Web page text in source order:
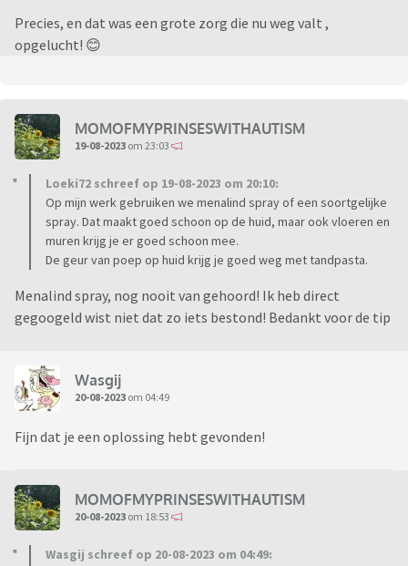
Precies, en dat was een grote zorg die nu weg valt ,
opgelucht! 😊
MOMOFMYPRINSESWITHAUTISM
19-08-2023 om 23:03
Loeki72 schreef op 19-08-2023 om 20:10:
Op mijn werk gebruiken we menalind spray of een soortgelijke
spray. Dat maakt goed schoon op de huid, maar ook vloeren en
muren krijg je er goed schoon mee.
De geur van poep op huid krijg je goed weg met tandpasta.
Menalind spray, nog nooit van gehoord! Ik heb direct
gegoogeld wist niet dat zo iets bestond! Bedankt voor de tip
Wasgij
20-08-2023 om 04:49
Fijn dat je een oplossing hebt gevonden!
MOMOFMYPRINSESWITHAUTISM
20-08-2023 om 18:53
Wasgij schreef op 20-08-2023 om 04:49: